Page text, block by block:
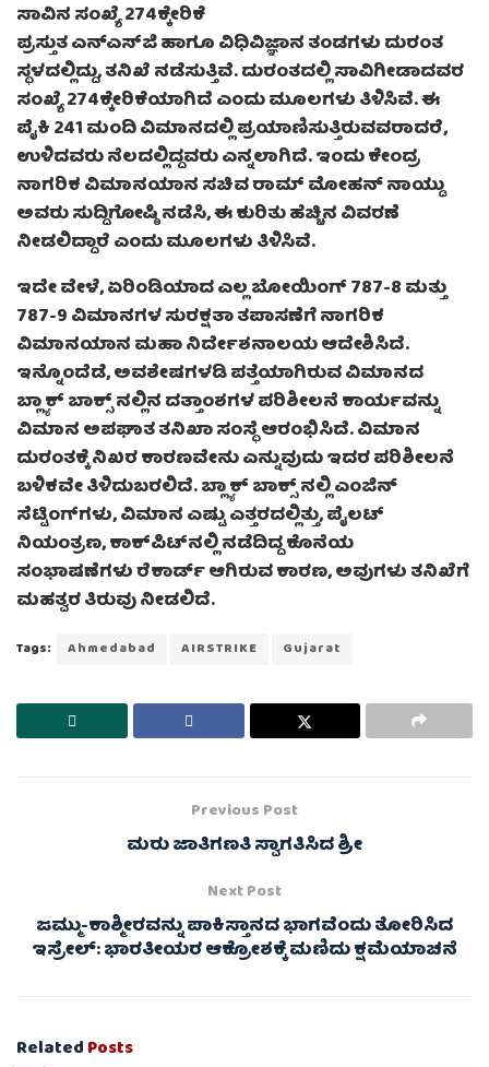
ಸಾವಿನ ಸಂಖ್ಯೆ 274ಕ್ಕೇರಿಕೆ
ಪ್ರಸ್ತುತ ಎನ್ಎಸ್‌ಜಿ ಹಾಗೂ ವಿಧಿವಿಜ್ಞಾನ ತಂಡಗಳು ದುರಂತ
ಸ್ಥಳದಲ್ಲಿದ್ದು, ತನಿಖೆ ನಡೆಸುತ್ತಿವೆ. ದುರಂತದಲ್ಲಿ ಸಾವಿಗೀಡಾದವರ
ಸಂಖ್ಯೆ 274ಕ್ಕೇರಿಕೆಯಾಗಿದೆ ಎಂದು ಮೂಲಗಳು ತಿಳಿಸಿವೆ. ಈ
ಪೈಕಿ 241 ಮಂದಿ ವಿಮಾನದಲ್ಲಿ ಪ್ರಯಾಣಿಸುತ್ತಿರುವವರಾದರೆ,
ಉಳಿದವರು ನೆಲದಲ್ಲಿದ್ದವರು ಎನ್ನಲಾಗಿದೆ. ಇಂದು ಕೇಂದ್ರ
ನಾಗರಿಕ ವಿಮಾನಯಾನ ಸಚಿವ ರಾಮ್ ಮೋಹನ್ ನಾಯ್ಡು
ಅವರು ಸುದ್ದಿಗೋಷ್ಠಿ ನಡೆಸಿ, ಈ ಕುರಿತು ಹೆಚ್ಚಿನ ವಿವರಣೆ
ನೀಡಲಿದ್ದಾರೆ ಎಂದು ಮೂಲಗಳು ತಿಳಿಸಿವೆ.
ಇದೇ ವೇಳೆ, ಏರಿಂಡಿಯಾದ ಎಲ್ಲ ಬೋಯಿಂಗ್ 787-8 ಮತ್ತು
787-9 ವಿಮಾನಗಳ ಸುರಕ್ಷತಾ ತಪಾಸಣೆಗೆ ನಾಗರಿಕ
ವಿಮಾನಯಾನ ಮಹಾ ನಿರ್ದೇಶನಾಲಯ ಆದೇಶಿಸಿದೆ.
ಇನ್ನೊಂದೆಡೆ, ಅವಶೇಷಗಳಡಿ ಪತ್ತೆಯಾಗಿರುವ ವಿಮಾನದ
ಬ್ಲ್ಯಾಕ್ ಬಾಕ್ಸ್ ನಲ್ಲಿನ ದತ್ತಾಂಶಗಳ ಪರಿಶೀಲನೆ ಕಾರ್ಯವನ್ನು
ವಿಮಾನ ಅಪಘಾತ ತನಿಖಾ ಸಂಸ್ಥೆ ಆರಂಭಿಸಿದೆ. ವಿಮಾನ
ದುರಂತಕ್ಕೆ ನಿಖರ ಕಾರಣವೇನು ಎನ್ನುವುದು ಇದರ ಪರಿಶೀಲನೆ
ಬಳಿಕವೇ ತಿಳಿದುಬರಲಿದೆ. ಬ್ಲ್ಯಾಕ್ ಬಾಕ್ಸ್ ನಲ್ಲಿ ಎಂಜಿನ್
ಸೆಟ್ಟಿಂಗ್‌ಗಳು, ವಿಮಾನ ಎಷ್ಟು ಎತ್ತರದಲ್ಲಿತ್ತು, ಪೈಲಟ್
ನಿಯಂತ್ರಣ, ಕಾಕ್‌ಪಿಟ್‌ನಲ್ಲಿ ನಡೆದಿದ್ದ ಕೊನೆಯ
ಸಂಭಾಷಣೆಗಳು ರೆಕಾರ್ಡ್ ಆಗಿರುವ ಕಾರಣ, ಅವುಗಳು ತನಿಖೆಗೆ
ಮಹತ್ವರ ತಿರುವು ನೀಡಲಿದೆ.
Tags: Ahmedabad AIRSTRIKE Gujarat
Previous Post
ಮರು ಜಾತಿಗಣತಿ ಸ್ವಾಗತಿಸಿದ ಶ್ರೀ
Next Post
ಜಮ್ಮು-ಕಾಶ್ಮೀರವನ್ನು ಪಾಕಿಸ್ತಾನದ ಭಾಗವೆಂದು ತೋರಿಸಿದ
ಇಸ್ರೇಲ್: ಭಾರತೀಯರ ಆಕ್ರೋಶಕ್ಕೆ ಮಣಿದು ಕ್ಷಮೆಯಾಚನೆ
RelatedPosts